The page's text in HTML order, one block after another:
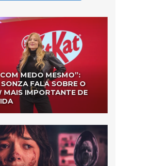
MEDO MESMO”:
FALA SOBRE O
MAIS IMPORTANTE DE